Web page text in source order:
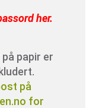
her.
papir er
på
for